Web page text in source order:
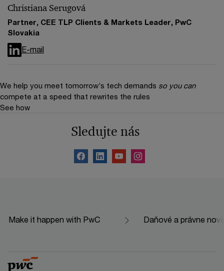
Christiana Serugová
Partner, CEE TLP Clients & Markets Leader, PwC
Slovakia
E-mail
We help you meet tomorrow’s tech demands so you can
compete at a speed that rewrites the rules
See how
Sledujte nás
Make it happen with PwC Daňové a právne